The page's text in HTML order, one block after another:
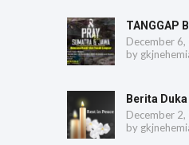
TANGGAP
December
by
Berita
December
by